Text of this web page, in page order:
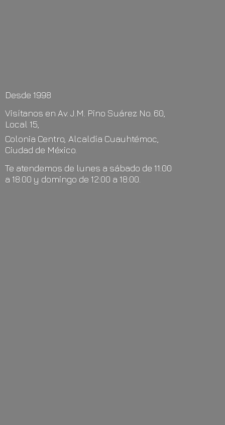
Desde 1998
Visítanos en Av. J.M. Pino Suárez No. 60,
Local 15,
Colonia Centro, Alcaldía Cuauhtémoc,
Ciudad de México.
Te atendemos de lunes a sábado de 11:00
a 18:00 y domingo de 12:00 a 18:00.